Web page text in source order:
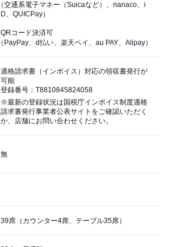
（交通系電子マネー（Suicaなど）、nanaco、i
D、QUICPay）
QRコード決済可
（PayPay、d払い、楽天ペイ、au PAY、Alipay）
適格請求書（インボイス）対応の領収書発行が
可能
登録番号：T8810845824058
※最新の登録状況は国税庁インボイス制度適格
請求書発行事業者公表サイトをご確認いただく
か、店舗にお問い合わせください。
無
39席（カウンター4席、テーブル35席）